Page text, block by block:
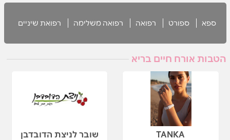
ספא ספורט רפואה רפואה משלימה רפואת שיניים
הטבות אורח חיים בריא
TANKA שובר לניצת הדובדבן